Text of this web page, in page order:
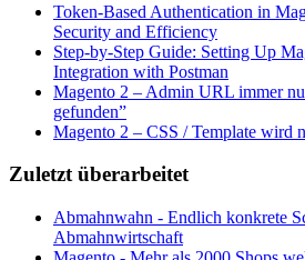
Token-Based Authentication in
Security and Efficiency
Step-by-Step Guide: Setting Up
Integration with Postman
Magento 2 – Admin URL immer
gefunden”
Magento 2 – CSS / Template wird
Zuletzt überarbeitet
Abmahnwahn - Endlich konkrete
Abmahnwirtschaft